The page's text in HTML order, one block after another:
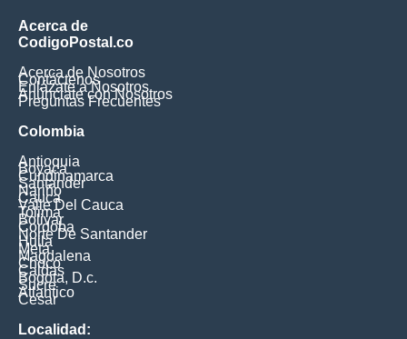
Acerca de
CodigoPostal.co
Acerca de Nosotros
Contáctenos
Enlázate a Nosotros
Anúnciate con Nosotros
Preguntas Frecuentes
Colombia
Antioquia
Boyaca
Cundinamarca
Santander
Nariño
Cauca
Valle Del Cauca
Tolima
Bolivar
Cordoba
Norte De Santander
Huila
Meta
Magdalena
Choco
Caldas
Bogota, D.c.
Sucre
Atlantico
Cesar
Localidad: